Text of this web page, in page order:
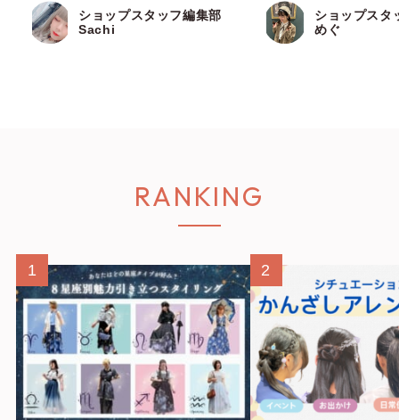
ショップスタッフ編集部
Sachi
ショップスタ
めぐ
RANKING
1 2